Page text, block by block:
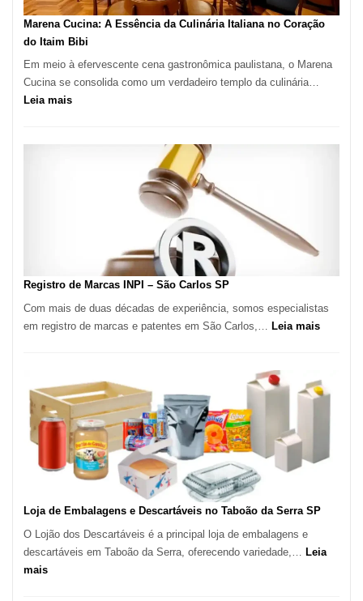
Pizzaria
Marena Cucina: A Essência da Culinária Italiana no Coração
do Itaim Bibi
Em meio à efervescente cena gastronômica paulistana, o Marena
Cucina se consolida como um verdadeiro templo da culinária…
Leia mais:
Coração
do
Bibi
Registro de Marcas INPI – São Carlos SP
Com mais de duas décadas de experiência, somos especialistas
em registro de marcas e patentes em São Carlos,…
Leia mais:
Marcas
INPI
Loja de Embalagens e Descartáveis no Taboão da Serra SP
O Lojão dos Descartáveis é a principal loja de embalagens e
descartáveis em Taboão da Serra, oferecendo variedade,… Leia
mais: